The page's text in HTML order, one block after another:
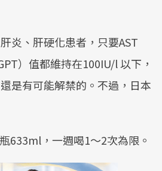
炎、肝硬化患者，只要AST
）值都維持在100IU/l 以下，
是有可能解禁的。不過，日本
633ml，一週喝1～2次為限。